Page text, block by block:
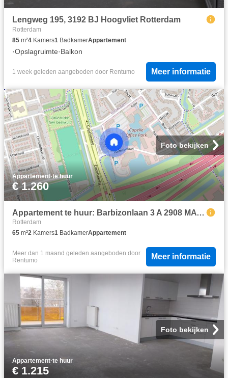
Lengweg 195, 3192 BJ Hoogvliet Rotterdam
Rotterdam
85 m²4 Kamers1 BadkamerAppartement
·Opslagruimte·Balkon
1 week geleden aangeboden door Rentumo Meer informatie
Foto bekijken
Appartement·te huur
€ 1.260
Appartement te huur: Barbizonlaan 3 A 2908 MA Capelle aan den IJssel
Rotterdam
65 m²2 Kamers1 BadkamerAppartement
Meer dan 1 maand geleden aangeboden door
Rentumo
Meer informatie
Foto bekijken
Appartement·te huur
€ 1.215